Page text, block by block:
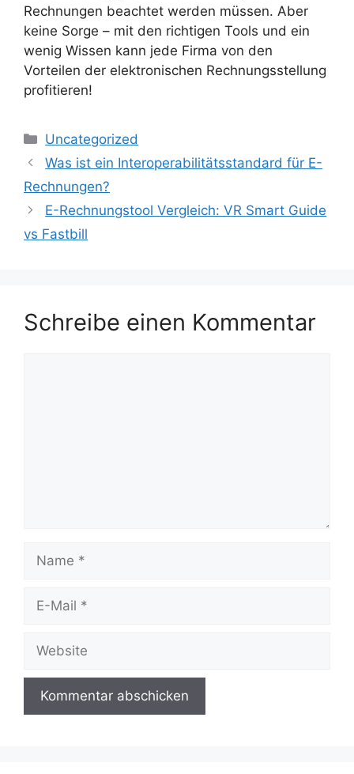
Rechnungen beachtet werden müssen. Aber
keine Sorge – mit den richtigen Tools und ein
wenig Wissen kann jede Firma von den
Vorteilen der elektronischen Rechnungsstellung
profitieren!
Kategorien
Uncategorized
Was ist ein Interoperabilitätsstandard für E-
Rechnungen?
E-Rechnungstool Vergleich: VR Smart Guide
vs Fastbill
Schreibe einen Kommentar
Mail